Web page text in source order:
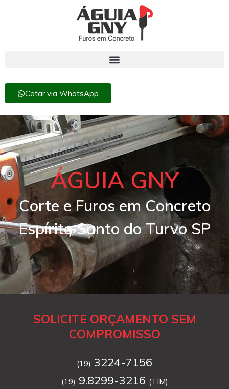
Cotar via WhatsApp
ÁGUIA GNY
Corte e Furos em Concreto
Espírito Santo do Turvo SP
SOLICITE ORÇAMENTO SEM
COMPROMISSO
(19) 3224-7156
(19) 9.8299-3216 (TIM)